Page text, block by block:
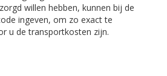
willen hebben, kunnen bij de
ingeven, om zo exact te
u de transportkosten zijn.